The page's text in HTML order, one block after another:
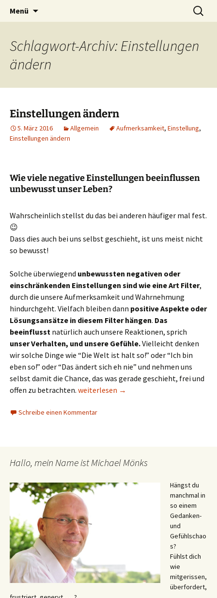
Lebensfreude-Akademie
Lerne deinen stressigen Alltag mit mehr
Freude und Gelassenheit erfolgreich meistern
und genießen zu können.
Menü
Suchen
nach:
Schlagwort-Archiv: Einstellungen
ändern
Einstellungen ändern
5. März 2016 Allgemein Aufmerksamkeit, Einstellung,
Einstellungen ändern
Wie viele negative Einstellungen beeinflussen
unbewusst unser Leben?
Wahrscheinlich stellst du das bei anderen häufiger mal fest.
😉
Dass dies auch bei uns selbst geschieht, ist uns meist nicht
so bewusst!
Solche überwiegend unbewussten negativen oder
einschränkenden Einstellungen sind wie eine Art Filter,
durch die unsere Aufmerksamkeit und Wahrnehmung
hindurchgeht. Vielfach bleiben dann positive Aspekte oder
Lösungsansätze in diesem Filter hängen. Das
beeinflusst natürlich auch unsere Reaktionen, sprich
unser Verhalten, und unsere Gefühle.Vielleicht denken
wir solche Dinge wie “Die Welt ist halt so!” oder “Ich bin
eben so!” oder “Das ändert sich eh nie” und nehmen uns
selbst damit die Chance, das was gerade geschieht, frei und
offen zu betrachten. Einstellungen ändern
weiterlesen →
Schreibe einen Kommentar
Hallo, mein Name ist Michael Mönks
Hängst du
manchmal in
so einem
Gedanken-
und
Gefühlschao
s?
Fühlst dich
wie
mitgerissen,
überfordert,